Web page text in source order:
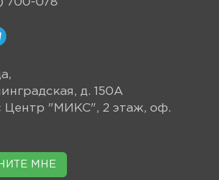
700-078
д. 150А
Центр "МИКС", 2 этаж, оф.
МНЕ